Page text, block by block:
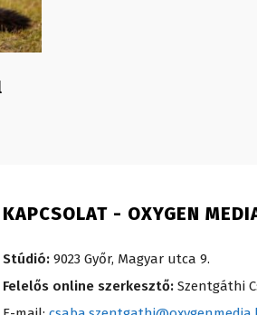
KAPCSOLAT - OXYGEN
Stúdió: 9023 Győr, Magyar utca 9.
Felelős online szerkesztő: Szentgáthi